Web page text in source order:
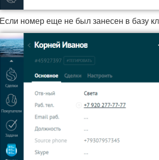
Если номер еще не был занесен в базу